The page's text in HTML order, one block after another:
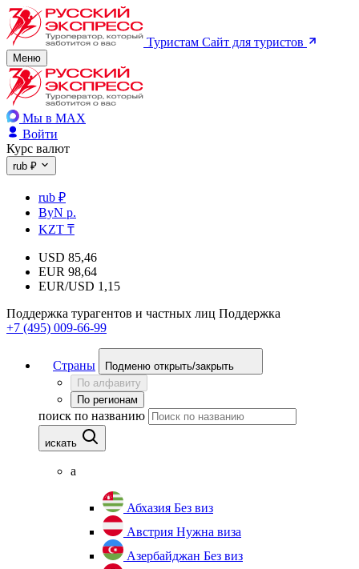
Туристам Сайт для туристов
Меню
Мы в MAX
Войти
Курс валют
rub ₽
rub ₽
ByN р.
KZT ₸
USD 85,46
EUR 98,64
EUR/USD 1,15
Поддержка турагентов и частных лиц Поддержка
+7 (495) 009-66-99
Страны
Подменю открыть/закрыть
По алфавиту
По регионам
поиск по названию
искать
а
Абхазия Без виз
Австрия Нужна виза
Азербайджан Без виз